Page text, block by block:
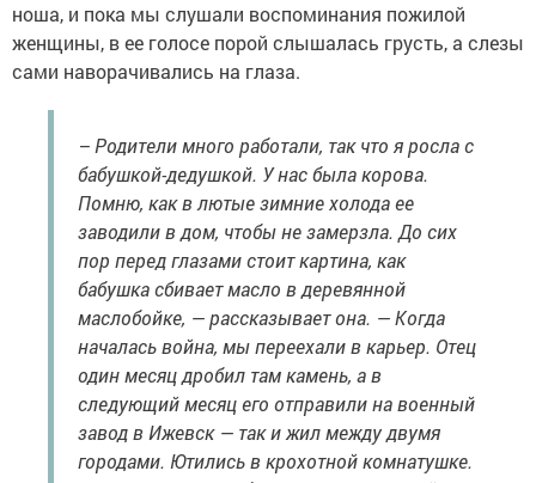
ноша, и пока мы слушали воспоминания пожилой
женщины, в ее голосе порой слышалась грусть, а слезы
сами наворачивались на глаза.
– Родители много работали, так что я росла с
бабушкой-дедушкой. У нас была корова.
Помню, как в лютые зимние холода ее
заводили в дом, чтобы не замерзла. До сих
пор перед глазами стоит картина, как
бабушка сбивает масло в деревянной
маслобойке, — рассказывает она. — Когда
началась война, мы переехали в карьер. Отец
один месяц дробил там камень, а в
следующий месяц его отправили на военный
завод в Ижевск — так и жил между двумя
городами. Ютились в крохотной комнатушке.